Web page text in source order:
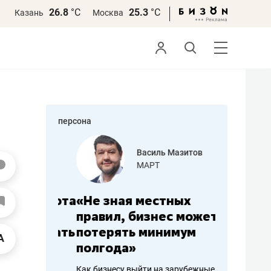
Казань 26.8 °С Москва 25.3 °С
персона
работа
Василь Мазитов
МАРТ
«Не зная местных
правил, бизнес может
потерять минимум
полгода»